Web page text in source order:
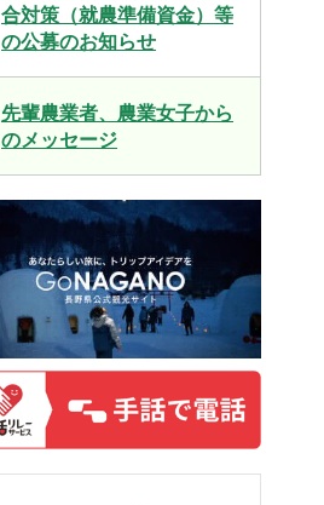
合対策（就農準備資金）等
の公募のお知らせ
先輩農業者、農業女子から
のメッセージ